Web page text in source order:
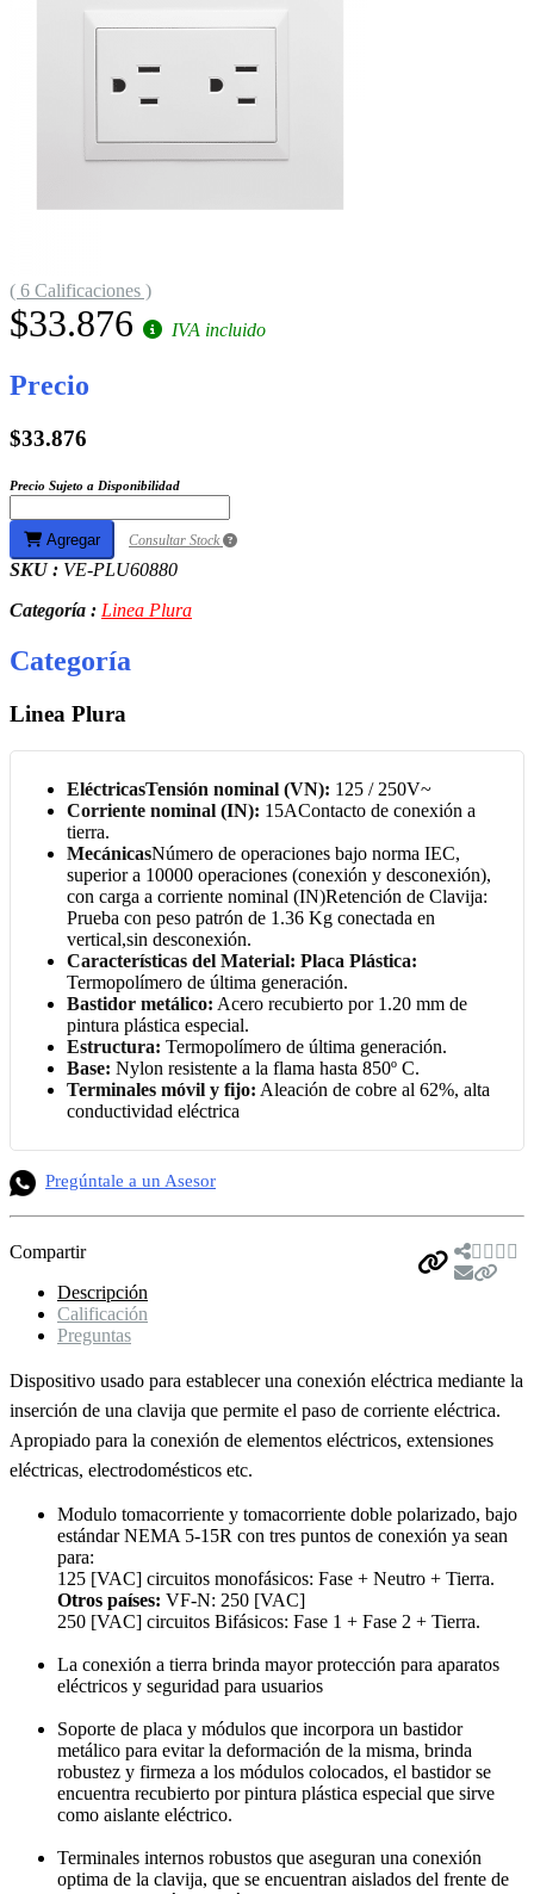
( 6 Calificaciones )
$33.876 IVA incluido
Precio
$33.876
Precio Sujeto a Disponibilidad
Agregar Consultar Stock
SKU : VE-PLU60880
Categoría : Linea Plura
Categoría
Linea Plura
EléctricasTensión nominal (VN): 125 / 250V~
Corriente nominal (IN): 15AContacto de conexión a
tierra.
MecánicasNúmero de operaciones bajo norma IEC,
superior a 10000 operaciones (conexión y desconexión),
con carga a corriente nominal (IN)Retención de Clavija:
Prueba con peso patrón de 1.36 Kg conectada en
vertical,sin desconexión.
Características del Material: Placa Plástica:
Termopolímero de última generación.
Bastidor metálico: Acero recubierto por 1.20 mm de
pintura plástica especial.
Estructura: Termopolímero de última generación.
Base: Nylon resistente a la flama hasta 850º C.
Terminales móvil y fijo: Aleación de cobre al 62%, alta
conductividad eléctrica
Pregúntale a un Asesor
Compartir
Descripción
Calificación
Preguntas
Dispositivo usado para establecer una conexión eléctrica mediante la
inserción de una clavija que permite el paso de corriente eléctrica.
Apropiado para la conexión de elementos eléctricos, extensiones
eléctricas, electrodomésticos etc.
Modulo tomacorriente y tomacorriente doble polarizado, bajo
estándar NEMA 5-15R con tres puntos de conexión ya sean
para:
125 [VAC] circuitos monofásicos: Fase + Neutro + Tierra.
Otros países: VF-N: 250 [VAC]
250 [VAC] circuitos Bifásicos: Fase 1 + Fase 2 + Tierra.
La conexión a tierra brinda mayor protección para aparatos
eléctricos y seguridad para usuarios
Soporte de placa y módulos que incorpora un bastidor
metálico para evitar la deformación de la misma, brinda
robustez y firmeza a los módulos colocados, el bastidor se
encuentra recubierto por pintura plástica especial que sirve
como aislante eléctrico.
Terminales internos robustos que aseguran una conexión
optima de la clavija, que se encuentran aislados del frente de